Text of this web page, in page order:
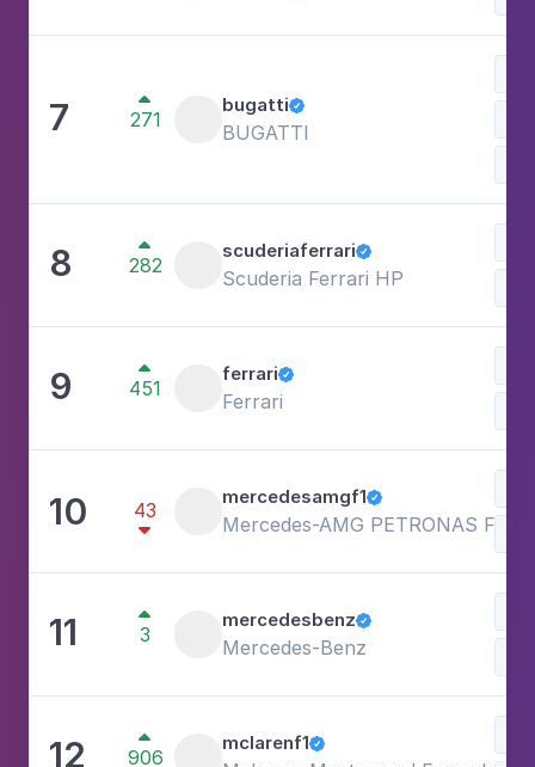
7 
271
bugatti
BUGATTI
8 
282
scuderiaferrari
Scuderia Ferrari HP
9 
451
ferrari
Ferrari
10 43

mercedesamgf1
Mercedes-AMG PETRONAS F1
11 
3
mercedesbenz
Mercedes-Benz
12 
906
mclarenf1